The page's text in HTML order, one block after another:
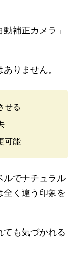
補正カメラ」
りません。
せる
可能
ルでナチュラル
全く違う印象を
ても気づかれる